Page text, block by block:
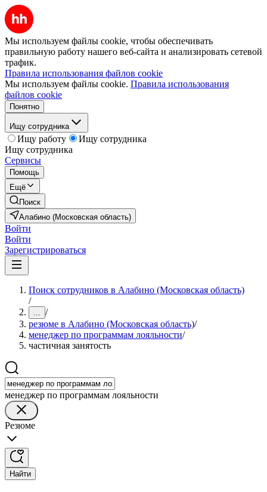
Мы используем файлы cookie, чтобы обеспечивать
правильную работу нашего веб-сайта и анализировать сетевой
трафик.
Правила использования файлов cookie
Мы используем файлы cookie. Правила использования
файлов cookie
Понятно
Ищу сотрудника
Ищу работу
Ищу сотрудника
Ищу сотрудника
Сервисы
Помощь
Ещё
Поиск
Алабино (Московская область)
Войти
Войти
Зарегистрироваться
Поиск сотрудников в Алабино (Московская область)
/
... /
резюме в Алабино (Московская область)/
менеджер по программам лояльности/
частичная занятость
менеджер по программам лояльности
Резюме
Найти